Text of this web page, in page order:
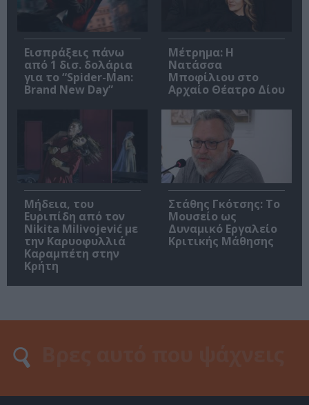
Εισπράξεις πάνω
από 1 δισ. δολάρια
για το “Spider-Man:
Brand New Day”
Μέτρημα: Η
Νατάσσα
Μποφίλιου στο
Αρχαίο Θέατρο Δίου
Μήδεια, του
Ευριπίδη από τον
Nikita Milivojević με
την Καρυοφυλλιά
Καραμπέτη στην
Κρήτη
Στάθης Γκότσης: Το
Μουσείο ως
Δυναμικό Εργαλείο
Κριτικής Μάθησης